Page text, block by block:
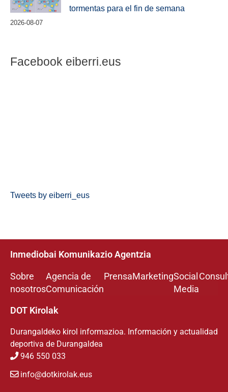
tormentas para el fin de semana
2026-08-07
Facebook eiberri.eus
Tweets by eiberri_eus
Inmediobai Komunikazio Agentzia
Sobre
nosotros
Agencia de
Comunicación
PrensaMarketingSocial
Media
DOT Kirolak
Durangaldeko kirol informazioa. Información y actualidad
deportiva de Durangaldea
946 550 033
info@dotkirolak.eus